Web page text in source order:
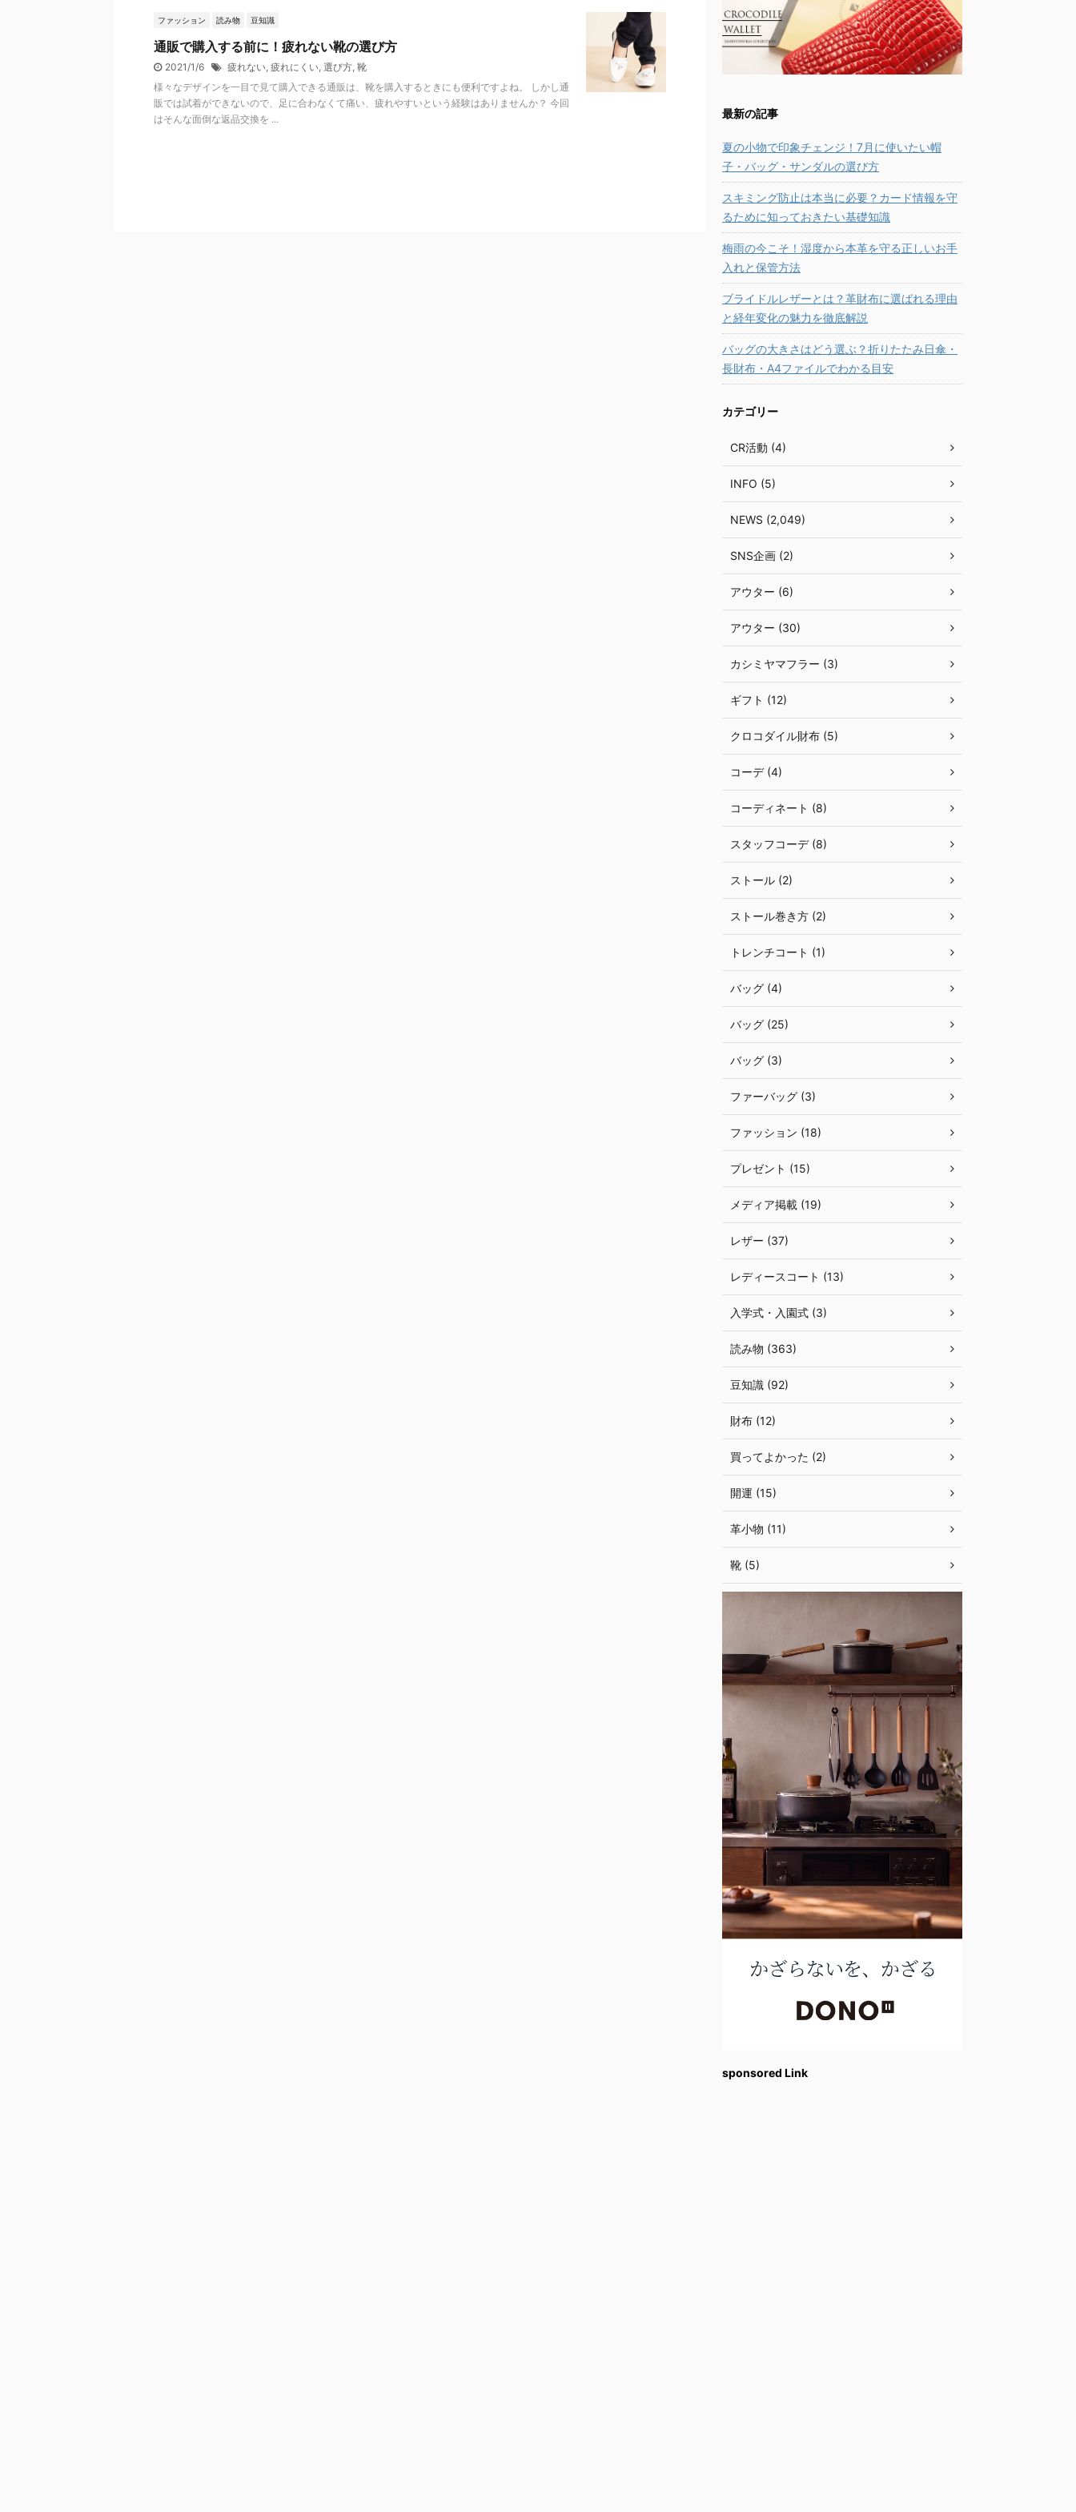
ファッション 読み物 豆知識
通販で購入する前に！疲れない靴の選び方
2021/1/6 疲れない, 疲れにくい, 選び方, 靴
様々なデザインを一目で見て購入できる通販は、靴を購入するときにも便利ですよね。 しかし通
販では試着ができないので、足に合わなくて痛い、疲れやすいという経験はありませんか？ 今回
はそんな面倒な返品交換を ...
最新の記事
夏の小物で印象チェンジ！7月に使いたい帽
子・バッグ・サンダルの選び方
スキミング防止は本当に必要？カード情報を守
るために知っておきたい基礎知識
梅雨の今こそ！湿度から本革を守る正しいお手
入れと保管方法
ブライドルレザーとは？革財布に選ばれる理由
と経年変化の魅力を徹底解説
バッグの大きさはどう選ぶ？折りたたみ日傘・
長財布・A4ファイルでわかる目安
カテゴリー
CR活動 (4)
INFO (5)
NEWS (2,049)
SNS企画 (2)
アウター (6)
アウター (30)
カシミヤマフラー (3)
ギフト (12)
クロコダイル財布 (5)
コーデ (4)
コーディネート (8)
スタッフコーデ (8)
ストール (2)
ストール巻き方 (2)
トレンチコート (1)
バッグ (4)
バッグ (25)
バッグ (3)
ファーバッグ (3)
ファッション (18)
プレゼント (15)
メディア掲載 (19)
レザー (37)
レディースコート (13)
入学式・入園式 (3)
読み物 (363)
豆知識 (92)
財布 (12)
買ってよかった (2)
開運 (15)
革小物 (11)
靴 (5)
sponsored Link